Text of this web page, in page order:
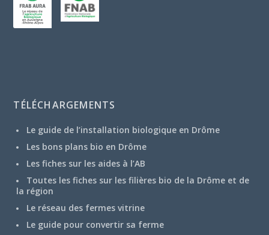
TÉLÉCHARGEMENTS
Le guide de l’installation biologique en Drôme
Les bons plans bio en Drôme
Les fiches sur les aides à l’AB
Toutes les fiches sur les filières bio de la Drôme et de
la région
Le réseau des fermes vitrine
Le guide pour convertir sa ferme